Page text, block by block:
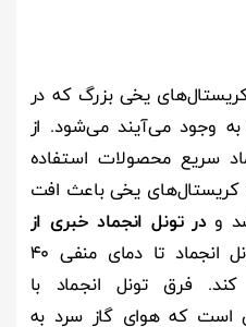
یخی بزرگ که در
وجود می‌آیند می‌شود. از
سریع محصولات استفاده
یخی باعث افت
و در تونل انجماد خبری از
تونل انجماد تا دمای منفی 40
فرق تونل انجماد با
است که هوای گاز سرد به